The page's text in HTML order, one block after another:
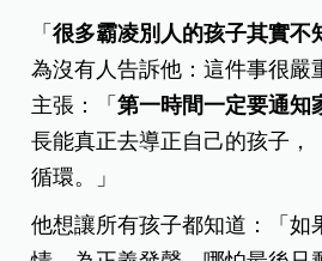
「很多霸凌別人的孩子其實不
為沒有人告訴他：這件事很嚴
主張：「第一時間一定要通知
長能真正去導正自己的孩子，
循環。」
他想讓所有孩子都知道：「如